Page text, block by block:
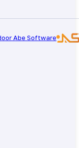
Abe Software